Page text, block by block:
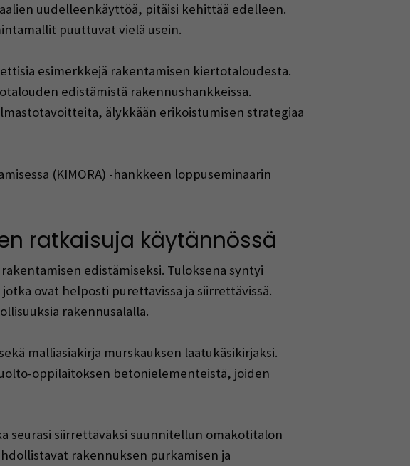
uudelleenkäyttöä, pitäisi kehittää edelleen.
puuttuvat vielä usein.
esimerkkejä rakentamisen kiertotaloudesta.
edistämistä rakennushankkeissa.
älykkään erikoistumisen strategiaa
(KIMORA) -hankkeen loppuseminaarin
ratkaisuja käytännössä
edistämiseksi. Tuloksena syntyi
ovat helposti purettavissa ja siirrettävissä.
rakennusalalla.
malliasiakirja murskauksen laatukäsikirjaksi.
oppilaitoksen betonielementeistä, joiden
siirrettäväksi suunnitellun omakotitalon
rakennuksen purkamisen ja